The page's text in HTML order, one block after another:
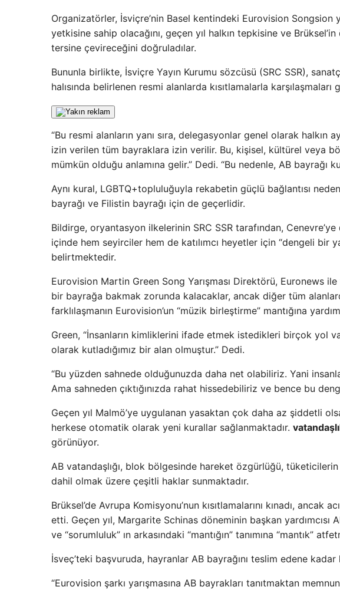
Organizatörler, İsviçre’nin Basel kentindeki Eurovision Songsion
yetkisine sahip olacağını, geçen yıl halkın tepkisine ve
tersine çevireceğini doğruladılar.
Bununla birlikte, İsviçre Yayın Kurumu sözcüsü (SRC SSR),
halısında belirlenen resmi alanlarda kısıtlamalarla
“Bu resmi alanların yanı sıra, delegasyonlar genel olarak halkın
izin verilen tüm bayraklara izin verilir. Bu, kişisel, kültürel veya
mümkün olduğu anlamına gelir.” Dedi. “Bu nedenle, AB bayrağı
Aynı kural, LGBTQ+topluluğuyla rekabetin güçlü bağlantısı
bayrağı ve Filistin bayrağı için de geçerlidir.
Bildirge, oryantasyon ilkelerinin SRC SSR tarafından,
içinde hem seyirciler hem de katılımcı heyetler için “dengeli bir
belirtmektedir.
Eurovision Martin Green Song Yarışması Direktörü, Euronews
bir bayrağa bakmak zorunda kalacaklar, ancak diğer tüm
farklılaşmanın Eurovision’un “müzik birleştirme” mantığına
Green, “İnsanların kimliklerini ifade etmek istedikleri birçok yol
olarak kutladığımız bir alan olmuştur.” Dedi.
“Bu yüzden sahnede olduğunuzda daha net olabiliriz. Yani
Ama sahneden çıktığınızda rahat hissedebiliriz ve bence bu
Geçen yıl Malmö’ye uygulanan yasaktan çok daha az şiddetli
herkese otomatik olarak yeni kurallar sağlanmaktadır.
görünüyor.
AB vatandaşlığı, blok bölgesinde hareket özgürlüğü,
dahil olmak üzere çeşitli haklar sunmaktadır.
Brüksel’de Avrupa Komisyonu’nun kısıtlamalarını kınadı, ancak
etti. Geçen yıl, Margarite Schinas döneminin başkan
ve “sorumluluk” ın arkasındaki “mantığın” tanımına “mantık”
İsveç’teki başvuruda, hayranlar AB bayrağını teslim edene
“Eurovision şarkı yarışmasına AB bayrakları tanıtmaktan